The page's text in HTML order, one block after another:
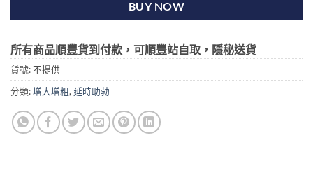
BUY NOW
所有商品順豐貨到付款，可順豐站自取，隱秘送貨
貨號:不提供
分類:增大增粗, 延時助勃